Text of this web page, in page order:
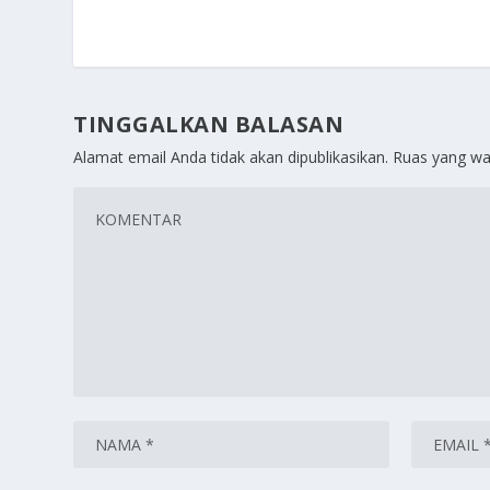
TINGGALKAN BALASAN
Alamat email Anda tidak akan dipublikasikan. Ruas yang